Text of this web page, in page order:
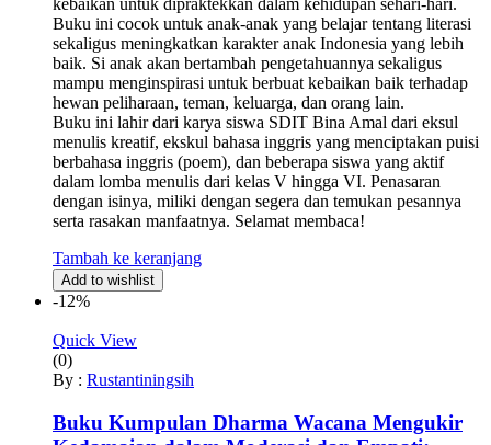
kebaikan untuk dipraktekkan dalam kehidupan sehari-hari.
Buku ini cocok untuk anak-anak yang belajar tentang literasi
sekaligus meningkatkan karakter anak Indonesia yang lebih
baik. Si anak akan bertambah pengetahuannya sekaligus
mampu menginspirasi untuk berbuat kebaikan baik terhadap
hewan peliharaan, teman, keluarga, dan orang lain.
Buku ini lahir dari karya siswa SDIT Bina Amal dari eksul
menulis kreatif, ekskul bahasa inggris yang menciptakan puisi
berbahasa inggris (poem), dan beberapa siswa yang aktif
dalam lomba menulis dari kelas V hingga VI. Penasaran
dengan isinya, miliki dengan segera dan temukan pesannya
serta rasakan manfaatnya. Selamat membaca!
Tambah ke keranjang
Add to wishlist
-12%
Quick View
(0)
By : Rustantiningsih
Buku Kumpulan Dharma Wacana Mengukir